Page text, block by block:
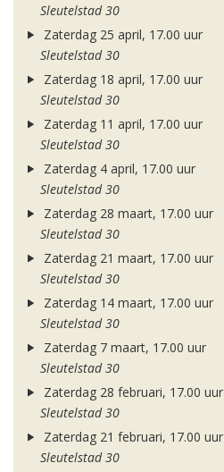
Sleutelstad 30
Zaterdag 25 april, 17.00 uur
Sleutelstad 30
Zaterdag 18 april, 17.00 uur
Sleutelstad 30
Zaterdag 11 april, 17.00 uur
Sleutelstad 30
Zaterdag 4 april, 17.00 uur
Sleutelstad 30
Zaterdag 28 maart, 17.00 uur
Sleutelstad 30
Zaterdag 21 maart, 17.00 uur
Sleutelstad 30
Zaterdag 14 maart, 17.00 uur
Sleutelstad 30
Zaterdag 7 maart, 17.00 uur
Sleutelstad 30
Zaterdag 28 februari, 17.00 uur
Sleutelstad 30
Zaterdag 21 februari, 17.00 uur
Sleutelstad 30